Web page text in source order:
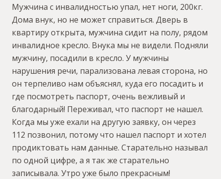
Мужчина с инвалидностью упал, нет ноги, 200кг.
Дома внук, но не может справиться. Дверь в
квартиру открыта, мужчина сидит на полу, рядом
инвалидное кресло. Внука мы не видели. Подняли
мужчину, посадили в кресло. У мужчины
нарушения речи, парализована левая сторона, но
он терпеливо нам объяснял, куда его посадить и
где посмотреть паспорт, очень вежливый и
благодарный! Переживал, что паспорт не нашел.
Когда мы уже ехали на другую заявку, он через
112 позвонил, потому что нашел паспорт и хотел
продиктовать нам данные. Старательно называл
по одной цифре, а я так же старательно
записывала. Утро уже было прекрасным!